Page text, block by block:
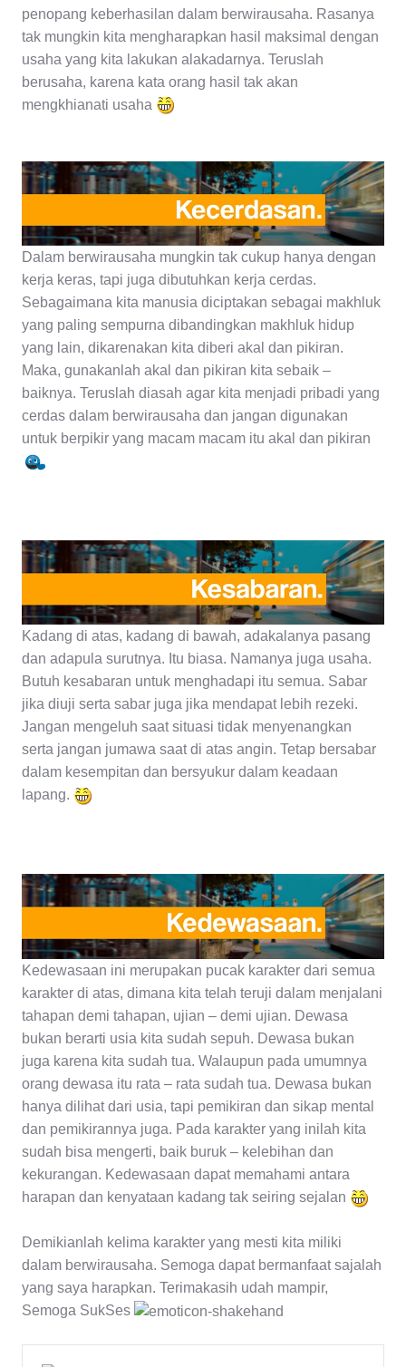
penopang keberhasilan dalam berwirausaha. Rasanya
tak mungkin kita mengharapkan hasil maksimal dengan
usaha yang kita lakukan alakadarnya. Teruslah
berusaha, karena kata orang hasil tak akan
mengkhianati usaha
Dalam berwirausaha mungkin tak cukup hanya dengan
kerja keras, tapi juga dibutuhkan kerja cerdas.
Sebagaimana kita manusia diciptakan sebagai makhluk
yang paling sempurna dibandingkan makhluk hidup
yang lain, dikarenakan kita diberi akal dan pikiran.
Maka, gunakanlah akal dan pikiran kita sebaik –
baiknya. Teruslah diasah agar kita menjadi pribadi yang
cerdas dalam berwirausaha dan jangan digunakan
untuk berpikir yang macam macam itu akal dan pikiran
Kadang di atas, kadang di bawah, adakalanya pasang
dan adapula surutnya. Itu biasa. Namanya juga usaha.
Butuh kesabaran untuk menghadapi itu semua. Sabar
jika diuji serta sabar juga jika mendapat lebih rezeki.
Jangan mengeluh saat situasi tidak menyenangkan
serta jangan jumawa saat di atas angin. Tetap bersabar
dalam kesempitan dan bersyukur dalam keadaan
lapang.
Kedewasaan ini merupakan pucak karakter dari semua
karakter di atas, dimana kita telah teruji dalam menjalani
tahapan demi tahapan, ujian – demi ujian. Dewasa
bukan berarti usia kita sudah sepuh. Dewasa bukan
juga karena kita sudah tua. Walaupun pada umumnya
orang dewasa itu rata – rata sudah tua. Dewasa bukan
hanya dilihat dari usia, tapi pemikiran dan sikap mental
dan pemikirannya juga. Pada karakter yang inilah kita
sudah bisa mengerti, baik buruk – kelebihan dan
kekurangan. Kedewasaan dapat memahami antara
harapan dan kenyataan kadang tak seiring sejalan
Demikianlah kelima karakter yang mesti kita miliki
dalam berwirausaha. Semoga dapat bermanfaat sajalah
yang saya harapkan. Terimakasih udah mampir,
Semoga SukSes